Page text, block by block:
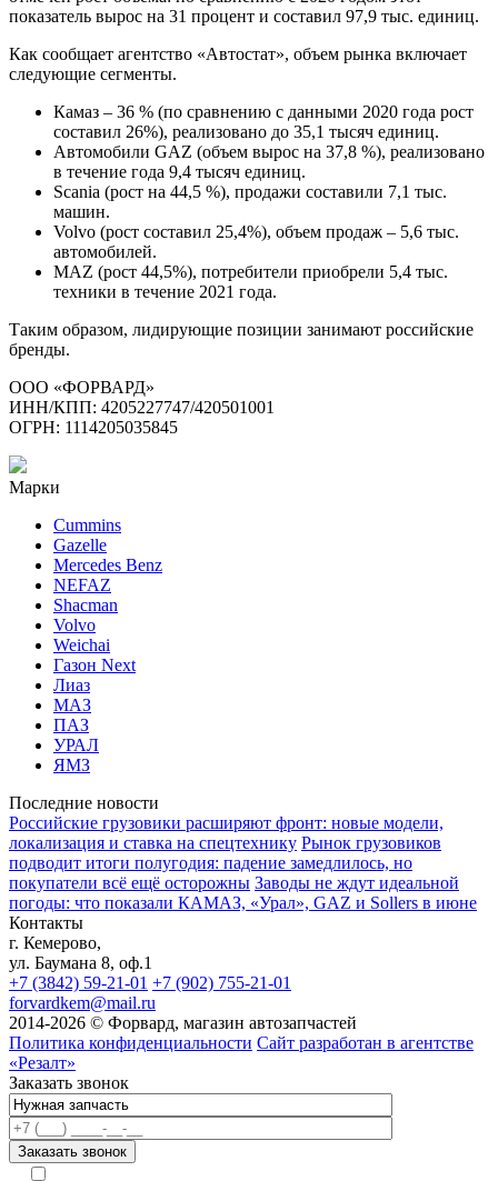
показатель вырос на 31 процент и составил 97,9 тыс. единиц.
Как сообщает агентство «Автостат», объем рынка включает
следующие сегменты.
Камаз – 36 % (по сравнению с данными 2020 года рост
составил 26%), реализовано до 35,1 тысяч единиц.
Автомобили GAZ (объем вырос на 37,8 %), реализовано
в течение года 9,4 тысяч единиц.
Scania (рост на 44,5 %), продажи составили 7,1 тыс.
машин.
Volvo (рост составил 25,4%), объем продаж – 5,6 тыс.
автомобилей.
MAZ (рост 44,5%), потребители приобрели 5,4 тыс.
техники в течение 2021 года.
Таким образом, лидирующие позиции занимают российские
бренды.
ООО «ФОРВАРД»
ИНН/КПП: 4205227747/420501001
ОГРН: 1114205035845
Марки
Cummins
Gazelle
Mercedes Benz
NEFAZ
Shacman
Volvo
Weichai
Газон Next
Лиаз
МАЗ
ПАЗ
УРАЛ
ЯМЗ
Последние новости
Российские грузовики расширяют фронт: новые модели,
локализация и ставка на спецтехнику Рынок грузовиков
подводит итоги полугодия: падение замедлилось, но
покупатели всё ещё осторожны Заводы не ждут идеальной
погоды: что показали КАМАЗ, «Урал», GAZ и Sollers в июне
Контакты
г. Кемерово,
ул. Баумана 8, оф.1
+7 (3842) 59-21-01 +7 (902) 755-21-01
forvardkem@mail.ru
2014-2026 © Форвард, магазин автозапчастей
Политика конфиденциальности Сайт разработан в агентстве
«Резалт»
Заказать звонок